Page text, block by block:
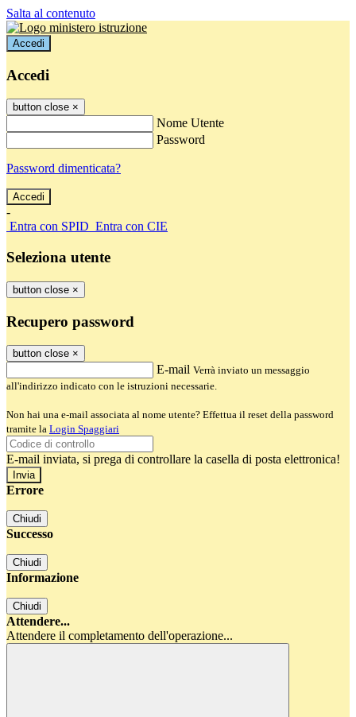
Salta al contenuto
Accedi
Accedi
button close ×
Nome Utente
Password
Password dimenticata?
-
Entra con SPID Entra con CIE
Seleziona utente
button close ×
Recupero password
button close ×
E-mail Verrà inviato un messaggio
all'indirizzo indicato con le istruzioni necessarie.
Non hai una e-mail associata al nome utente? Effettua il reset della password
tramite la Login Spaggiari
E-mail inviata, si prega di controllare la casella di posta elettronica!
Errore
Chiudi
Successo
Chiudi
Informazione
Chiudi
Attendere...
Attendere il completamento dell'operazione...